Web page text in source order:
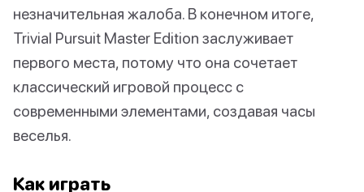
незначительная жалоба. В конечном итоге,
Trivial Pursuit Master Edition заслуживает
первого места, потому что она сочетает
классический игровой процесс с
современными элементами, создавая часы
веселья.
Как играть